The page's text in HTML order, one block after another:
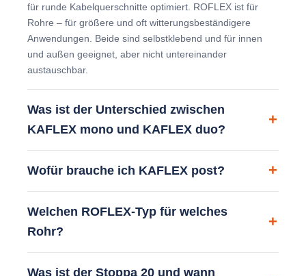
für runde Kabelquerschnitte optimiert. ROFLEX ist für
Rohre – für größere und oft witterungsbeständigere
Anwendungen. Beide sind selbstklebend und für innen
und außen geeignet, aber nicht untereinander
austauschbar.
Was ist der Unterschied zwischen
KAFLEX mono und KAFLEX duo?
Wofür brauche ich KAFLEX post?
Welchen ROFLEX-Typ für welches
Rohr?
Was ist der Stoppa 20 und wann